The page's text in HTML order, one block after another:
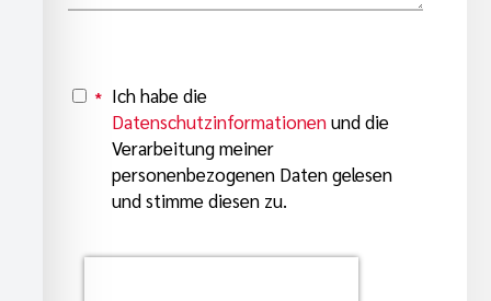
*
Ich habe die
Datenschutzinformationenund die
Verarbeitung meiner
personenbezogenen Daten gelesen
und stimme diesen zu.